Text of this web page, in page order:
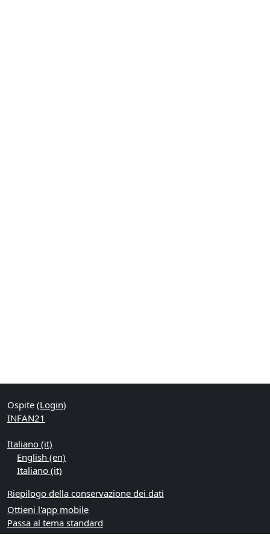
Ospite (Login)
INFAN21
Italiano ‎(it)‎
English ‎(en)‎
Italiano ‎(it)‎
Riepilogo della conservazione dei dati
Ottieni l'app mobile
Passa al tema standard